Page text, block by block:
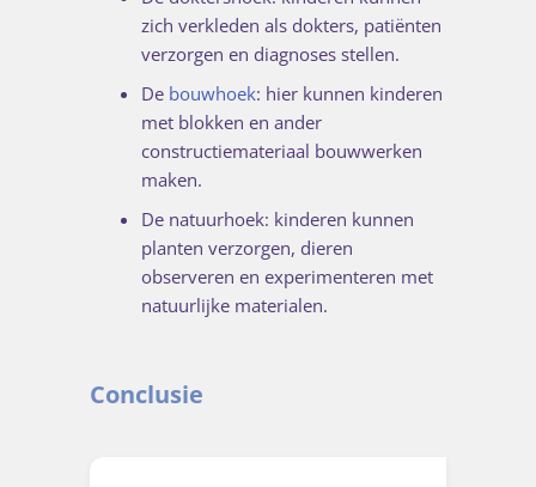
zich verkleden als dokters, patiënten
verzorgen en diagnoses stellen.
De bouwhoek: hier kunnen kinderen
met blokken en ander
constructiemateriaal bouwwerken
maken.
De natuurhoek: kinderen kunnen
planten verzorgen, dieren
observeren en experimenteren met
natuurlijke materialen.
Conclusie